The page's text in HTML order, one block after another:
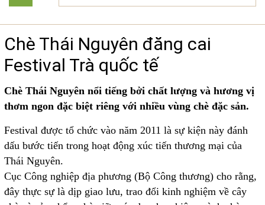
Chè Thái Nguyên đăng cai
Festival Trà quốc tế
Chè Thái Nguyên nổi tiếng bởi chất lượng và hương vị
thơm ngon đặc biệt riêng với nhiều vùng chè đặc sản.
Festival được tổ chức vào năm 2011 là sự kiện này đánh
dấu bước tiến trong hoạt động xúc tiến thương mại của
Thái Nguyên.
Cục Công nghiệp địa phương (Bộ Công thương) cho rằng,
đây thực sự là dịp giao lưu, trao đổi kinh nghiệm về cây